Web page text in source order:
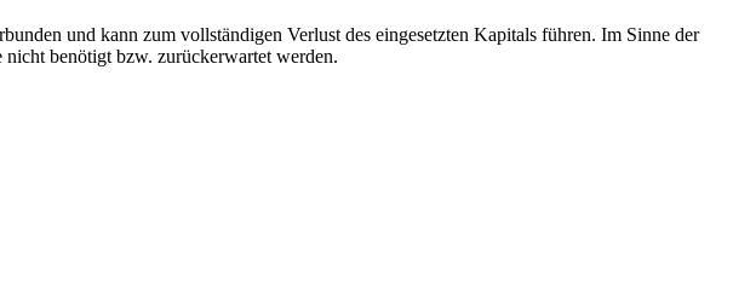
und kann zum vollständigen Verlust des eingesetzten Kapitals führen. Im Sinne der
benötigt bzw. zurückerwartet werden.